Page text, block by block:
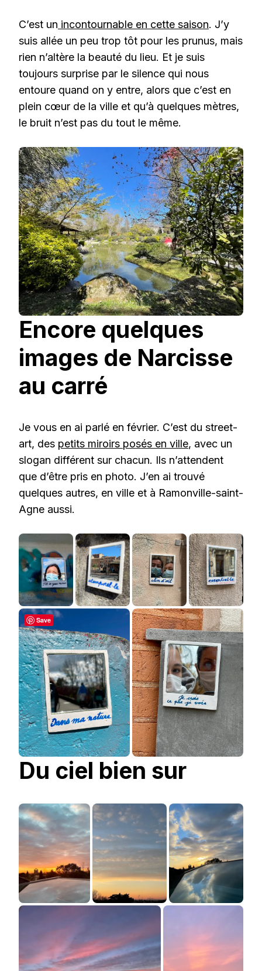
C’est un incontournable en cette saison. J’y
suis allée un peu trop tôt pour les prunus, mais
rien n’altère la beauté du lieu. Et je suis
toujours surprise par le silence qui nous
entoure quand on y entre, alors que c’est en
plein cœur de la ville et qu’à quelques mètres,
le bruit n’est pas du tout le même.
Encore quelques
images de Narcisse
au carré
Je vous en ai parlé en février. C’est du street-
art, des petits miroirs posés en ville, avec un
slogan différent sur chacun. Ils n’attendent
que d’être pris en photo. J’en ai trouvé
quelques autres, en ville et à Ramonville-saint-
Agne aussi.
Du ciel bien sur
Save